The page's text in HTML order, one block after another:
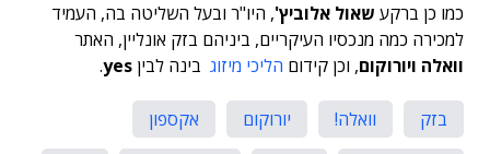
כמו כן ברקע שאול אלוביץ', היו"ר ובעל השליטה בה, העמיד
למכירה כמה מנכסיו העיקריים, ביניהם בזק אונליין, האתר
וואלה ויורוקום, וכן קידום הליכי מיזוג בינה לבין yes
.
בזק וואלה! יורוקום
אקספון